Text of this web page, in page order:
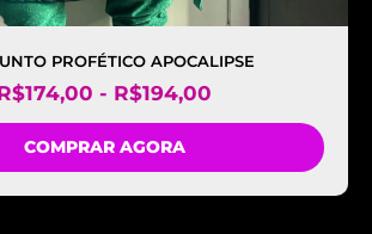
PROFÉTICO APOCALIPSE
174,00 - R$194,00
COMPRAR AGORA